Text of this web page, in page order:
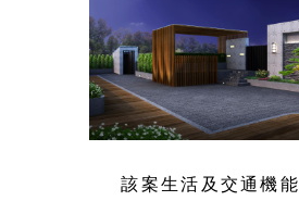
該案生活及交通機能